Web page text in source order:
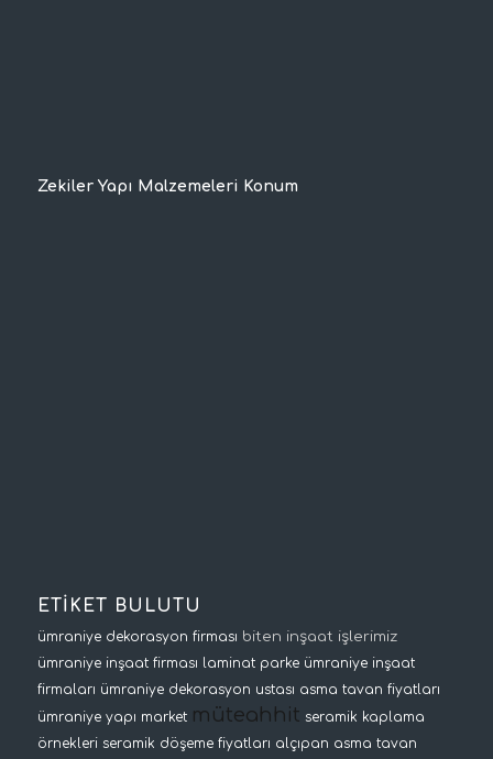
Zekiler Yapı Malzemeleri Konum
ETİKET BULUTU
ümraniye dekorasyon firması biten inşaat işlerimiz
ümraniye inşaat firması laminat parke ümraniye inşaat
firmaları ümraniye dekorasyon ustası asma tavan fiyatları
ümraniye yapı market müteahhit seramik kaplama
örnekleri seramik döşeme fiyatları alçıpan asma tavan